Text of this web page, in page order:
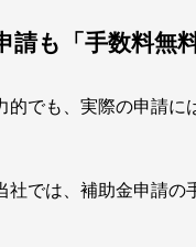
請も「手数料無
的でも、実際の申請に
社では、補助金申請の